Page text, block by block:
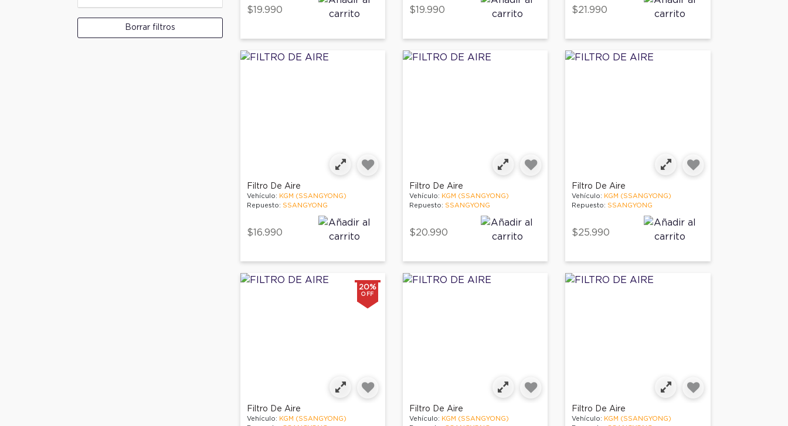
Borrar filtros
$19.990 $19.990 $21.990
Filtro De Aire
Vehículo: KGM (SSANGYONG)
Repuesto: SSANGYONG
$16.990
Filtro De Aire
Vehículo: KGM (SSANGYONG)
Repuesto: SSANGYONG
$20.990
Filtro De Aire
Vehículo: KGM (SSANGYONG)
Repuesto: SSANGYONG
$25.990
20%
OFF
Filtro De Aire
Vehículo: KGM (SSANGYONG)
Filtro De Aire
Vehículo: KGM (SSANGYONG)
Filtro De Aire
Vehículo: KGM (SSANGYONG)